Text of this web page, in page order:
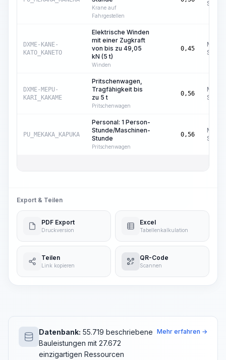
Krane auf
Fahrgestellen
Std.
DXME-KANE-
KATO_KANETO
Elektrische Winden
mit einer Zugkraft
von bis zu 49,05
kN (5 t)
Winden
0,45
Std.
DXME-MEPU-
KARI_KAKAME
Pritschenwagen,
Tragfähigkeit bis
zu 5 t
Pritschenwagen
0,56
Std.
PU_MEKAKA_KAPUKA
Personal: 1 Person-
Stunde/Maschinen-
Stunde
Pritschenwagen
0,56
Std.
Export & Teilen
PDF Export
Druckversion
Excel
Tabellenkalkulation
Teilen
Link kopieren
QR-Code
Scannen
Datenbank: 55.719 beschriebene
Bauleistungen mit 27.672
einzigartigen Ressourcen
Mehr erfahren →